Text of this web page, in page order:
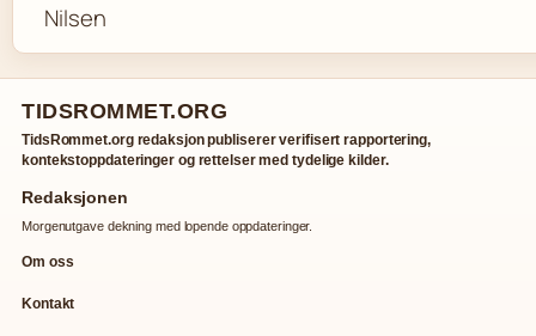
TIDSROMMET.ORG
TidsRommet.org redaksjon publiserer verifisert rapportering,
kontekstoppdateringer og rettelser med tydelige kilder.
Redaksjonen
Morgenutgave dekning med lopende oppdateringer.
Om oss
Kontakt